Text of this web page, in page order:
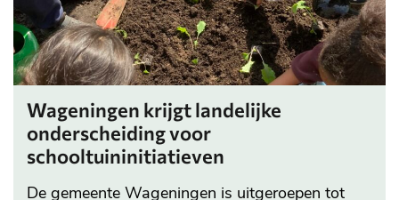
Wageningen krijgt landelijke
onderscheiding voor
schooltuininitiatieven
De gemeente Wageningen is uitgeroepen tot